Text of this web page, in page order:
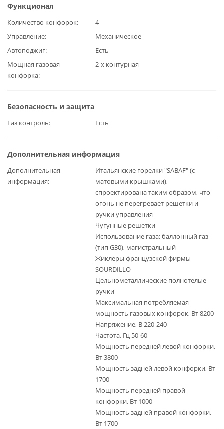
Функционал
Количество конфорок
4
Управление
Механическое
Автоподжиг
Есть
Мощная газовая
конфорка
2-х контурная
Безопасность и защита
Газ контроль Есть
Дополнительная информация
Дополнительная
информация
Итальянские горелки "SABAF" (с
матовыми крышками),
спроектирована таким образом, что
огонь не перегревает решетки и
ручки управления
Чугунные решетки
Использование газа: баллонный газ
(тип G30), магистральный
Жиклеры французской фирмы
SOURDILLO
Цельнометаллические полнотелые
ручки
Максимальная потребляемая
мощность газовых конфорок, Вт 8200
Напряжение, В 220-240
Частота, Гц 50-60
Мощность передней левой конфорки,
Вт 3800
Мощность задней левой конфорки, Вт
1700
Мощность передней правой
конфорки, Вт 1000
Мощность задней правой конфорки,
Вт 1700